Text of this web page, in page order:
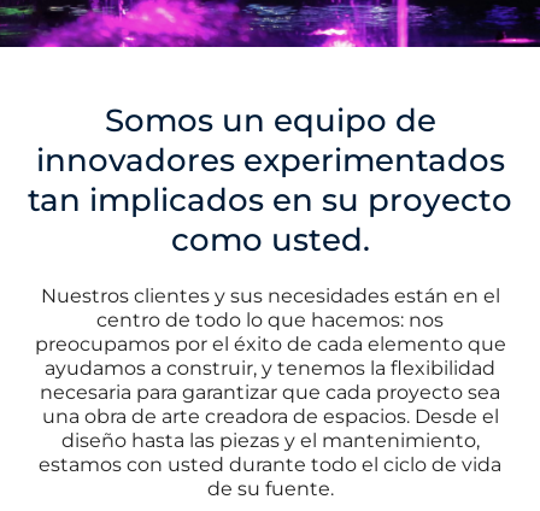
Somos un equipo de
innovadores experimentados
tan implicados en su proyecto
como usted.
Nuestros clientes y sus necesidades están en el
centro de todo lo que hacemos: nos
preocupamos por el éxito de cada elemento que
ayudamos a construir, y tenemos la flexibilidad
necesaria para garantizar que cada proyecto sea
una obra de arte creadora de espacios. Desde el
diseño hasta las piezas y el mantenimiento,
estamos con usted durante todo el ciclo de vida
de su fuente.